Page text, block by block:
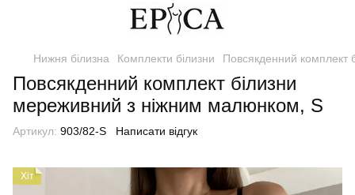
Нижня білизна Комплекти білизни Повсякденний
Повсякденний комплект білизни
мереживний з ніжним малюнком, S
Артикул: 903/82-S Написати відгук
Хіт